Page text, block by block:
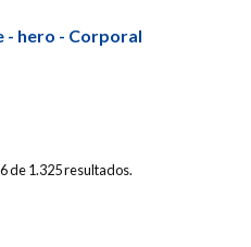
- hero - Corporal
de 1.325 resultados.